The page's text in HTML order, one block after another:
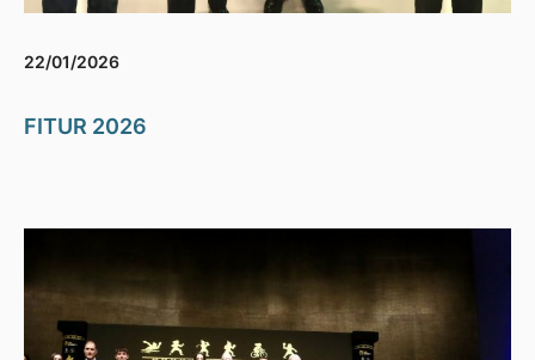
22/01/2026
FITUR 2026